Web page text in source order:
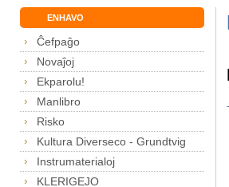
ENHAVO
Ĉefpaĝo
Novaĵoj
Ekparolu!
Manlibro
Risko
Kultura Diverseco - Grundtvig
Instrumaterialoj
KLERIGEJO